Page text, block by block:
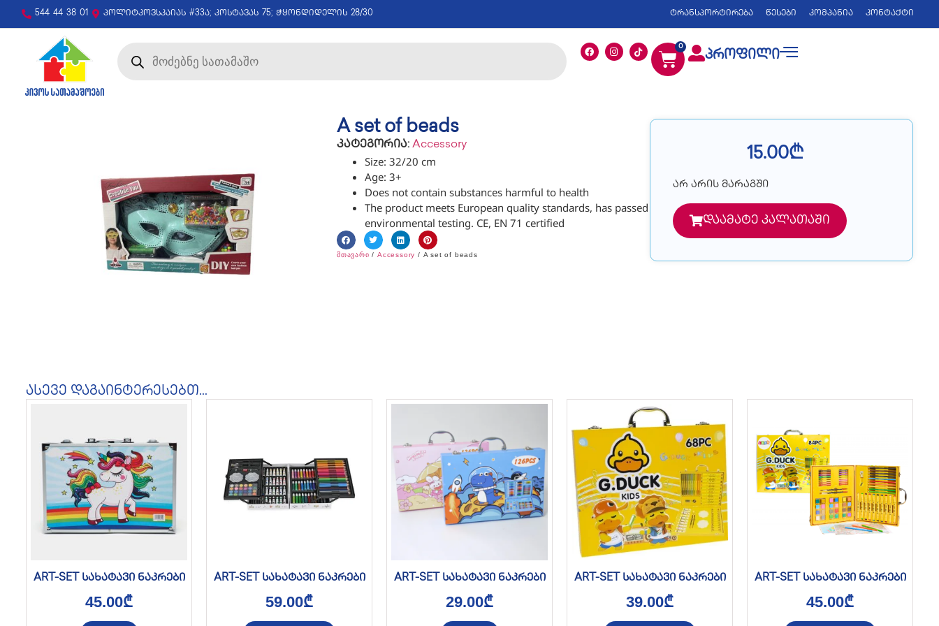
544 44 38 01 პოლიტკოვსკაიას #33ა; კოსტავას 75; ჭყონდიდელის 28/30 ტრანსპორტირება წესები კომპანია კონტაქტი
0
პროფილი
A set of beads
კატეგორია: Accessory
Size: 32/20 cm
Age: 3+
Does not contain substances harmful to health
The product meets European quality standards, has passed
environmental testing. CE, EN 71 certified
მთავარი / Accessory / A set of beads
15.00₾
არ არის მარაგში
დაამატე კალათაში
ასევე დაგაინტერესებთ...
ART-SET სახატავი ნაკრები
45.00₾
ART-SET სახატავი ნაკრები
59.00₾
ART-SET სახატავი ნაკრები
29.00₾
ART-SET სახატავი ნაკრები
39.00₾
ART-SET სახატავი ნაკრები
45.00₾